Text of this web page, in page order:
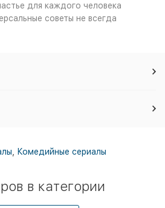
для каждого человека
советы не всегда
Комедийные сериалы
в категории